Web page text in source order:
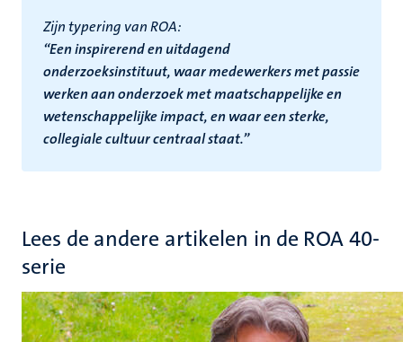
Zijn typering van ROA:
“Een inspirerend en uitdagend
onderzoeksinstituut, waar medewerkers met passie
werken aan onderzoek met maatschappelijke en
wetenschappelijke impact, en waar een sterke,
collegiale cultuur centraal staat.”
Lees de andere artikelen in de ROA 40-
serie